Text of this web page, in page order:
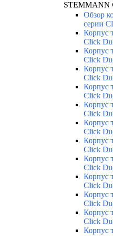
STEMMANN
Обзор
серии
Корпус
Click
Корпус
Click
Корпус
Click
Корпус
Click
Корпус
Click
Корпус
Click
Корпус
Click
Корпус
Click
Корпус
Click
Корпус
Click
Корпус
Click
Корпус